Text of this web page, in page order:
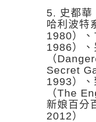
5. 史都華
哈利波特
1980）
1986）
（
Secret
1993）
（The
新娘百分
2012）